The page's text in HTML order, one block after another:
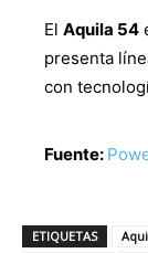
El Aquila 54
presenta
con
Fuente:
ETIQUETAS